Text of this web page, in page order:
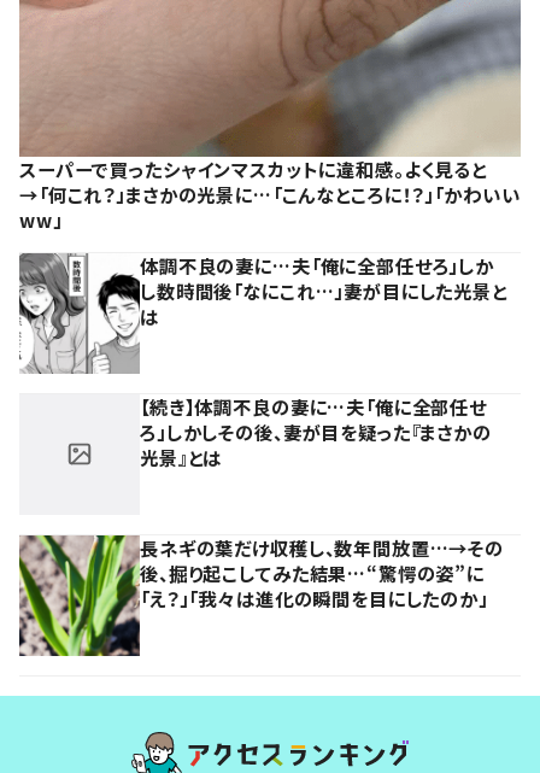
スーパーで買ったシャインマスカットに違和感。よく見ると
→「何これ？」まさかの光景に…「こんなところに！？」「かわいい
ww」
体調不良の妻に…夫「俺に全部任せろ」しか
し数時間後「なにこれ…」妻が目にした光景と
は
【続き】体調不良の妻に…夫「俺に全部任せ
ろ」しかしその後、妻が目を疑った『まさかの
光景』とは
長ネギの葉だけ収穫し、数年間放置…→その
後、掘り起こしてみた結果…“驚愕の姿”に
「え？」「我々は進化の瞬間を目にしたのか」